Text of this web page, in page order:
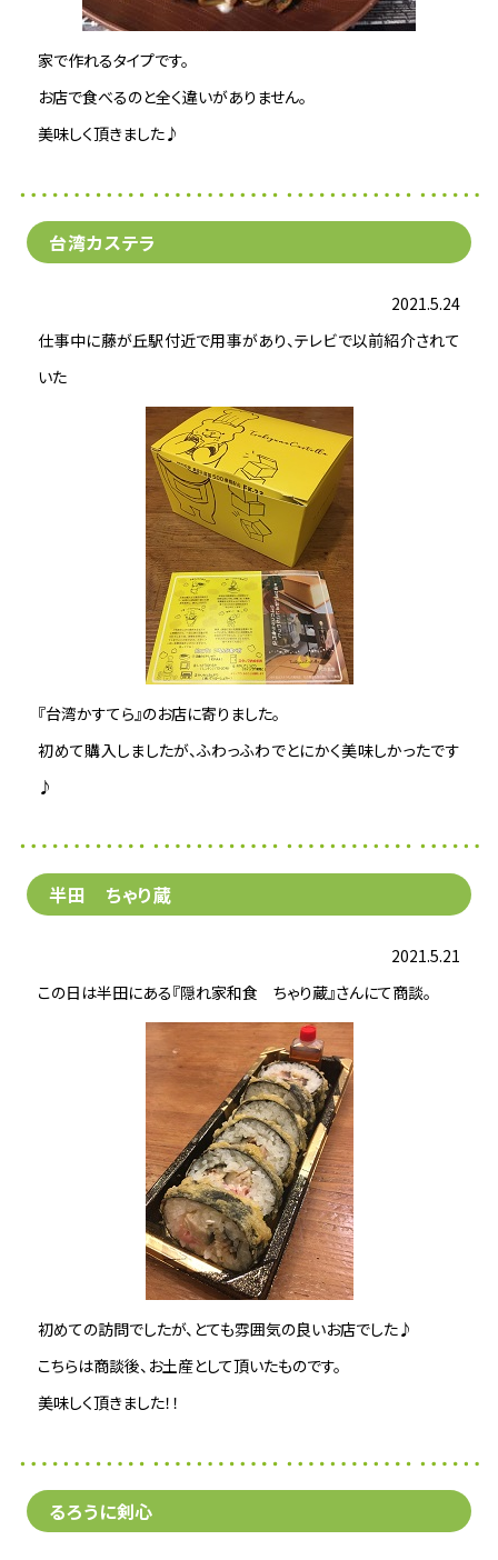
家で作れるタイプです。
お店で食べるのと全く違いがありません。
美味しく頂きました♪
台湾カステラ
2021.5.24
仕事中に藤が丘駅付近で用事があり、テレビで以前紹介されて
いた
『台湾かすてら』のお店に寄りました。
初めて購入しましたが、ふわっふわでとにかく美味しかったです
♪
半田 ちゃり蔵
2021.5.21
この日は半田にある『隠れ家和食 ちゃり蔵』さんにて商談。
初めての訪問でしたが、とても雰囲気の良いお店でした♪
こちらは商談後、お土産として頂いたものです。
美味しく頂きました！！
るろうに剣心